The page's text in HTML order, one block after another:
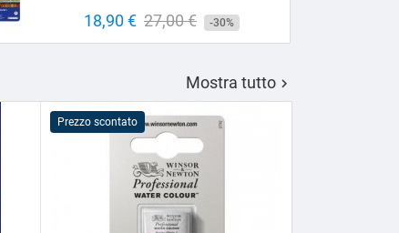
Prezzo
18,90 € Prezzo
base
27,00 € -30%
Mostra tutto 
Prezzo scontato